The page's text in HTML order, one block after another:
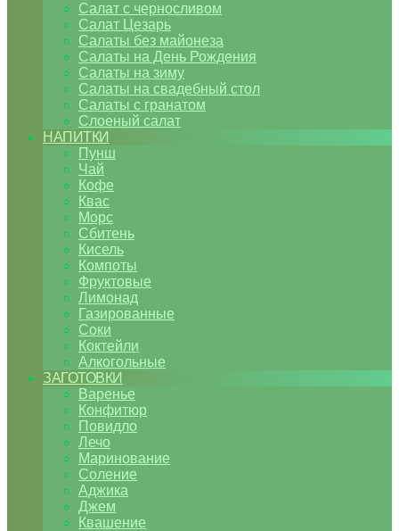
Салат с черносливом
Салат Цезарь
Салаты без майонеза
Салаты на День Рождения
Салаты на зиму
Салаты на свадебный стол
Салаты с гранатом
Слоеный салат
НАПИТКИ
Пунш
Чай
Кофе
Квас
Морс
Сбитень
Кисель
Компоты
Фруктовые
Лимонад
Газированные
Соки
Коктейли
Алкогольные
ЗАГОТОВКИ
Варенье
Конфитюр
Повидло
Лечо
Маринование
Соление
Аджика
Джем
Квашение